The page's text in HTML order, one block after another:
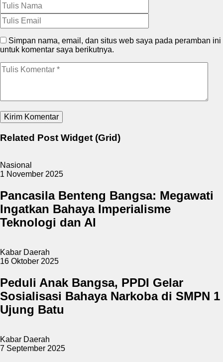
Simpan nama, email, dan situs web saya pada peramban ini
untuk komentar saya berikutnya.
Related Post Widget (Grid)
Nasional
1 November 2025
Pancasila Benteng Bangsa: Megawati
Ingatkan Bahaya Imperialisme
Teknologi dan AI
Kabar Daerah
16 Oktober 2025
Peduli Anak Bangsa, PPDI Gelar
Sosialisasi Bahaya Narkoba di SMPN 1
Ujung Batu
Kabar Daerah
7 September 2025